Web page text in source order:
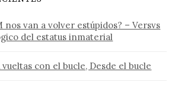
nos van a volver estúpidos? – Versvs
del estatus inmaterial
vueltas con el bucle, Desde el bucle